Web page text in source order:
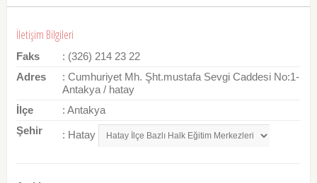
İletişim Bilgileri
Faks
: (326) 214 23 22
Adres
: Cumhuriyet Mh. Şht.mustafa Sevgi Caddesi No:1-
Antakya / hatay
İlçe
: Antakya
Şehir
: Hatay